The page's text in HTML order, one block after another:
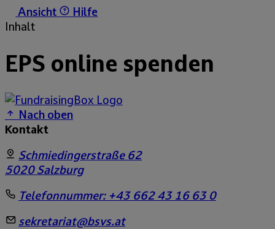
Ansicht
Hilfe
Inhalt
EPS online spenden
Nach oben
Kontakt
Schmiedingerstraße 62
5020 Salzburg
Telefonnummer: +43 662 43 16 63 0
sekretariat@bsvs.at